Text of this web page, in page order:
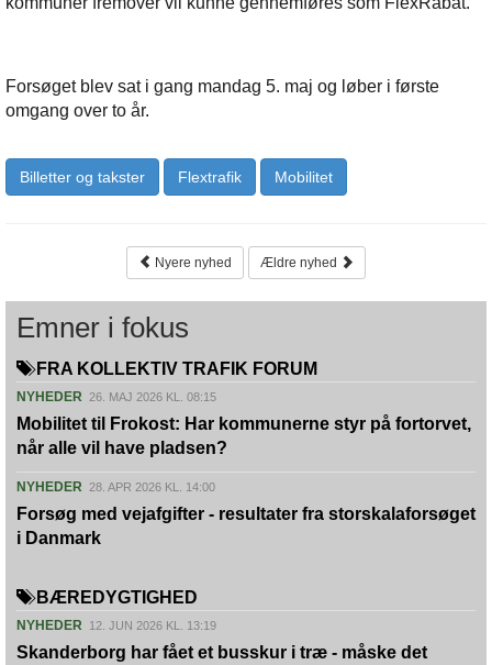
Forsøget blev sat i gang mandag 5. maj og løber i første
omgang over to år.
Billetter og takster Flextrafik Mobilitet
Nyere nyhed Ældre nyhed
Emner i fokus
FRA KOLLEKTIV TRAFIK FORUM
NYHEDER 26. MAJ 2026 KL. 08:15
Mobilitet til Frokost: Har kommunerne styr på fortorvet,
når alle vil have pladsen?
NYHEDER 28. APR 2026 KL. 14:00
Forsøg med vejafgifter - resultater fra storskalaforsøget
i Danmark
BÆREDYGTIGHED
NYHEDER 12. JUN 2026 KL. 13:19
Skanderborg har fået et busskur i træ - måske det